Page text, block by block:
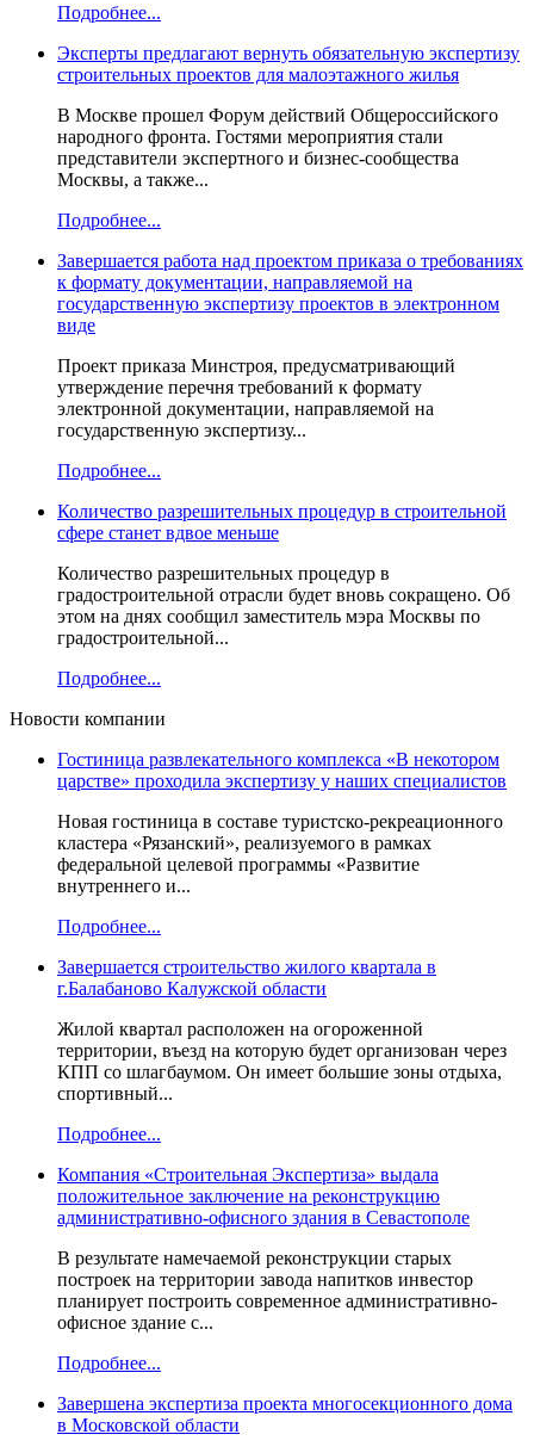
Подробнее...
Эксперты предлагают вернуть обязательную экспертизу
строительных проектов для малоэтажного жилья
В Москве прошел Форум действий Общероссийского
народного фронта. Гостями мероприятия стали
представители экспертного и бизнес-сообщества
Москвы, а также...
Подробнее...
Завершается работа над проектом приказа о требованиях
к формату документации, направляемой на
государственную экспертизу проектов в электронном
виде
Проект приказа Минстроя, предусматривающий
утверждение перечня требований к формату
электронной документации, направляемой на
государственную экспертизу...
Подробнее...
Количество разрешительных процедур в строительной
сфере станет вдвое меньше
Количество разрешительных процедур в
градостроительной отрасли будет вновь сокращено. Об
этом на днях сообщил заместитель мэра Москвы по
градостроительной...
Подробнее...
Новости компании
Гостиница развлекательного комплекса «В некотором
царстве» проходила экспертизу у наших специалистов
Новая гостиница в составе туристско-рекреационного
кластера «Рязанский», реализуемого в рамках
федеральной целевой программы «Развитие
внутреннего и...
Подробнее...
Завершается строительство жилого квартала в
г.Балабаново Калужской области
Жилой квартал расположен на огороженной
территории, въезд на которую будет организован через
КПП со шлагбаумом. Он имеет большие зоны отдыха,
спортивный...
Подробнее...
Компания «Строительная Экспертиза» выдала
положительное заключение на реконструкцию
административно-офисного здания в Севастополе
В результате намечаемой реконструкции старых
построек на территории завода напитков инвестор
планирует построить современное административно-
офисное здание с...
Подробнее...
Завершена экспертиза проекта многосекционного дома
в Московской области